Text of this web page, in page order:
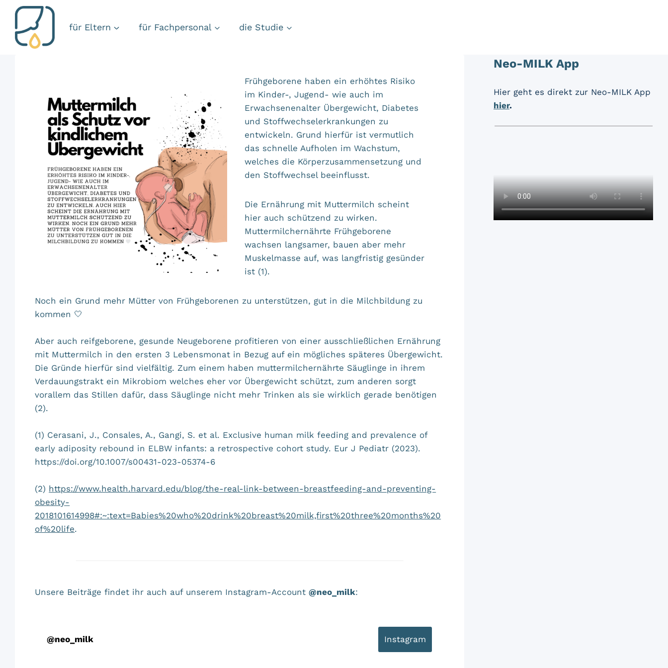
Zum
springen
für Eltern für Fachpersonal die Studie
Frühgeborene haben ein erhöhtes Risiko
im Kinder-, Jugend- wie auch im
Erwachsenenalter Übergewicht, Diabetes
und Stoffwechselerkrankungen zu
entwickeln. Grund hierfür ist vermutlich
das schnelle Aufholen im Wachstum,
welches die Körperzusammensetzung und
den Stoffwechsel beeinflusst.
Die Ernährung mit Muttermilch scheint
hier auch schützend zu wirken.
Muttermilchernährte Frühgeborene
wachsen langsamer, bauen aber mehr
Muskelmasse auf, was langfristig gesünder
ist (1).
Noch ein Grund mehr Mütter von Frühgeborenen zu unterstützen, gut in die Milchbildung zu
kommen 🤍
Aber auch reifgeborene, gesunde Neugeborene profitieren von einer ausschließlichen Ernährung
mit Muttermilch in den ersten 3 Lebensmonat in Bezug auf ein mögliches späteres Übergewicht.
Die Gründe hierfür sind vielfältig. Zum einem haben muttermilchernährte Säuglinge in ihrem
Verdauungstrakt ein Mikrobiom welches eher vor Übergewicht schützt, zum anderen sorgt
vorallem das Stillen dafür, dass Säuglinge nicht mehr Trinken als sie wirklich gerade benötigen
(2).
(1) Cerasani, J., Consales, A., Gangi, S. et al. Exclusive human milk feeding and prevalence of
early adiposity rebound in ELBW infants: a retrospective cohort study. Eur J Pediatr (2023).
https://doi.org/10.1007/s00431-023-05374-6
(2) https://www.health.harvard.edu/blog/the-real-link-between-breastfeeding-and-preventing-
obesity-
2018101614998#:~:text=Babies%20who%20drink%20breast%20milk,first%20three%20months%20
of%20life.
Unsere Beiträge findet ihr auch auf unserem Instagram-Account@neo_milk:
@neo_milk Instagram
Neo-MILK App
Hier geht es direkt zur Neo-MILK App
hier.